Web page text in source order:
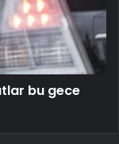
bu gece